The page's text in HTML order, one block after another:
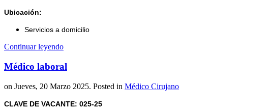
Ubicación:
Servicios a domicilio
Continuar leyendo
Médico laboral
on Jueves, 20 Marzo 2025. Posted in Médico Cirujano
CLAVE DE VACANTE: 025-25